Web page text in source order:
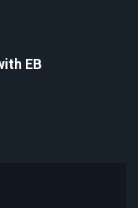
EB